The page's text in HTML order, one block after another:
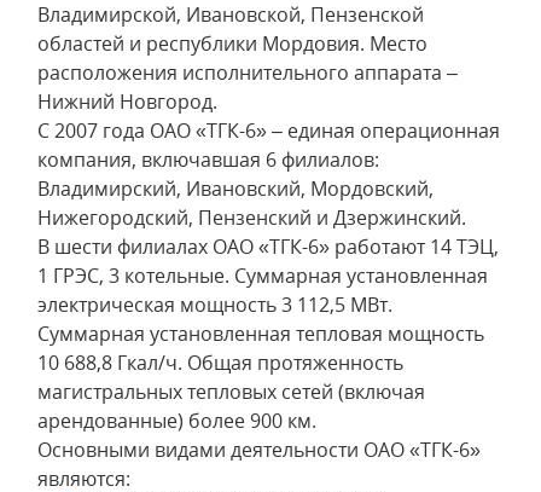
Владимирской, Ивановской, Пензенской
областей и республики Мордовия. Место
расположения исполнительного аппарата –
Нижний Новгород.
С 2007 года ОАО «ТГК-6» – единая операционная
компания, включавшая 6 филиалов:
Владимирский, Ивановский, Мордовский,
Нижегородский, Пензенский и Дзержинский.
В шести филиалах ОАО «ТГК-6» работают 14 ТЭЦ,
1 ГРЭС, 3 котельные. Суммарная установленная
электрическая мощность 3 112,5 МВт.
Суммарная установленная тепловая мощность
10 688,8 Гкал/ч. Общая протяженность
магистральных тепловых сетей (включая
арендованные) более 900 км.
Основными видами деятельности ОАО «ТГК-6»
являются: